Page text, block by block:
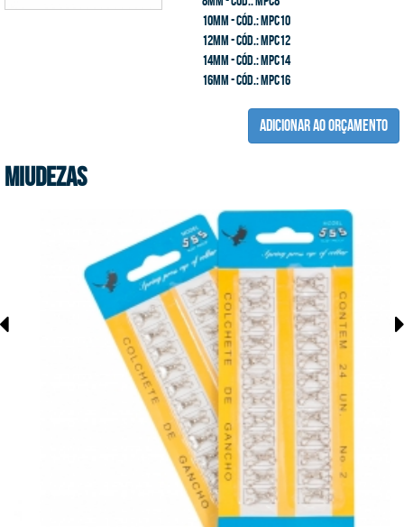
10mm - cód.: mpc10
12mm - cód.: mpc12
14mm - cód.: mpc14
16mm - cód.: mpc16
ADICIONAR AO ORÇAMENTO
Miudezas